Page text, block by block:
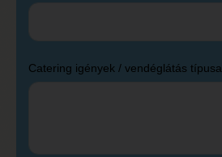
Catering igények / vendéglátás típusa